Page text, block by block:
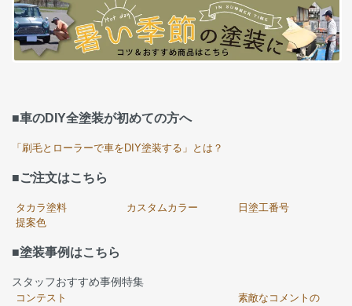
■車のDIY全塗装が初めての方へ
「刷毛とローラーで車をDIY塗装する」とは？
■ご注文はこちら
タカラ塗料
提案色
カスタムカラー 日塗工番号
■塗装事例はこちら
スタッフおすすめ事例特集
コンテスト
素敵なコメントの